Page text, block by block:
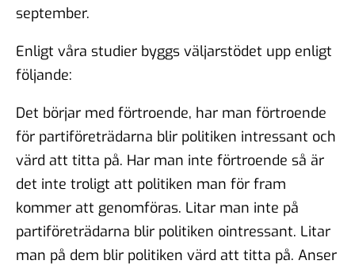
september.
Enligt våra studier byggs väljarstödet upp enligt
följande:
Det börjar med förtroende, har man förtroende
för partiföreträdarna blir politiken intressant och
värd att titta på. Har man inte förtroende så är
det inte troligt att politiken man för fram
kommer att genomföras. Litar man inte på
partiföreträdarna blir politiken ointressant. Litar
man på dem blir politiken värd att titta på. Anser